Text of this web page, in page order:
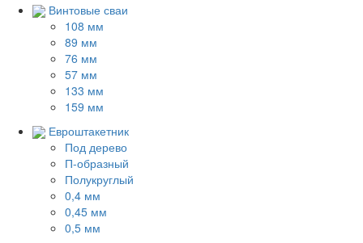
Винтовые сваи
108 мм
89 мм
76 мм
57 мм
133 мм
159 мм
Евроштакетник
Под дерево
П-образный
Полукруглый
0,4 мм
0,45 мм
0,5 мм